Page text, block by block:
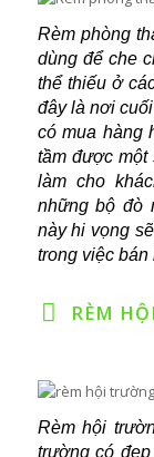
Rèm phòng
dùng để che
thể thiếu ở
đây là nơi
có mua hàng
tầm được một
làm cho
những bộ đò
này hi vọng
trong việc bán
RÈM
Rèm hội
trường có